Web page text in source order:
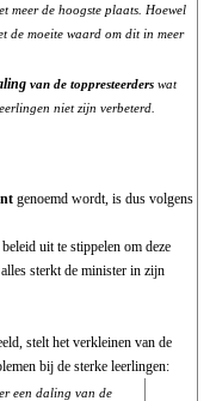
meer de hoogste plaats. Hoewel
de moeite waard om dit in meer
van de toppresteerderswat
niet zijn verbeterd.
genoemd wordt, is dus volgens
uit te stippelen om deze
sterkt de minister in zijn
stelt het verkleinen van de
bij de sterke leerlingen:
een daling van de